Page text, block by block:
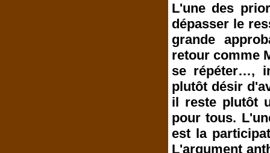
L'une des
dépasser le
grande
retour comme
se répéter…,
plutôt désir
il reste plutôt
pour tous.
est la
L'argument